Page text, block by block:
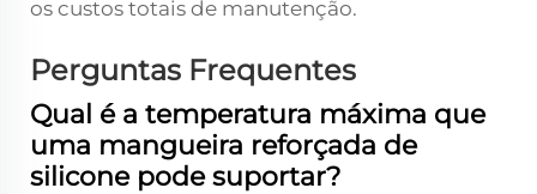
os custos totais de manutenção.
Perguntas Frequentes
Qual é a temperatura máxima que
uma mangueira reforçada de
silicone pode suportar?